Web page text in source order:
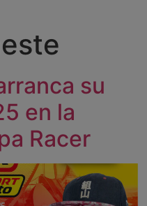
su
en la
Racer